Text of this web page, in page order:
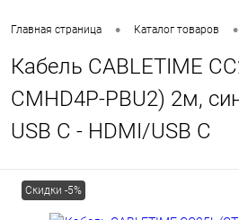
Главная страница • Каталог товаров •
Кабель CABLETIME
CMHD4P-PBU2) 2м,
USB C - HDMI/USB C
Скидки -5%